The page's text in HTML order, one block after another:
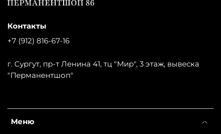
Меню
Контакты
+7 (912) 816-67-16
г. Сургут, пр-т Ленина 41, тц "Мир", 3 этаж, вывеска
"Перманентшоп"